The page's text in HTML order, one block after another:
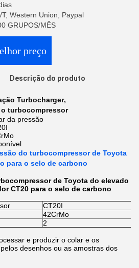
Western Union, Paypal
GRUPOS/MÊS
preço
Descrição do produto
Turbocharger,
turbocompressor
da pressão
do turbocompressor de Toyota
para o selo de carbono
de Toyota do elevado
CT20 para o selo de carbono
CT20I
42CrMo
2
e produzir o colar e os
desenhos ou as amostras dos